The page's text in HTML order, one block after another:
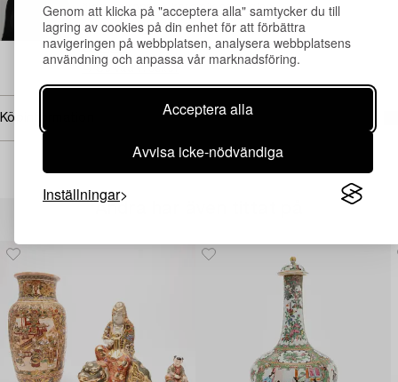
Genom att klicka på "acceptera alla" samtycker du till
lagring av cookies på din enhet för att förbättra
navigeringen på webbplatsen, analysera webbplatsens
användning och anpassa vår marknadsföring.
Acceptera alla
Avvisa icke-nödvändiga
Inställningar
äldre europeisk keramik samt glas
+46 (0)739 40 08 02
E-post
→ Se vad vi söker
Köpinformation